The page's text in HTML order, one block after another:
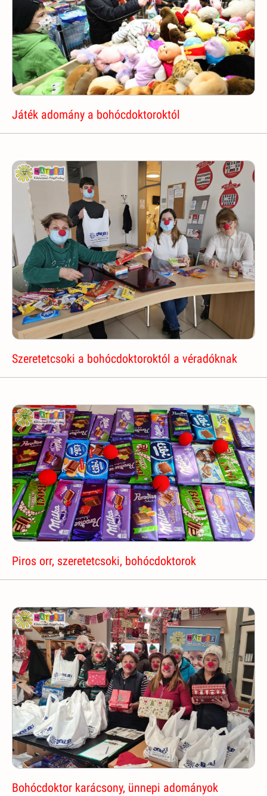
Játék adomány a bohócdoktoroktól
Szeretetcsoki a bohócdoktoroktól a véradóknak
Piros orr, szeretetcsoki, bohócdoktorok
Bohócdoktor karácsony, ünnepi adományok